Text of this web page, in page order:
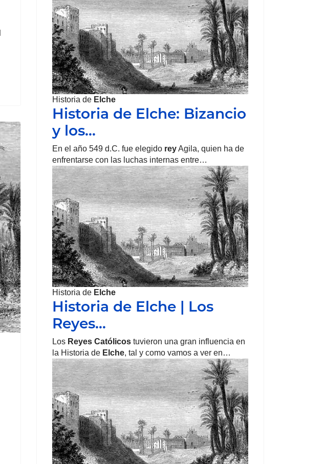
Historia de Elche
Historia de Elche: Bizancio
y los…
En el año 549 d.C. fue elegido reyAgila, quien ha de
enfrentarse con las luchas internas entre…
Historia de Elche
Historia de Elche | Los
Reyes…
Los Reyes Católicos tuvieron una gran influencia en
la Historia de Elche, tal y como vamos a ver en…